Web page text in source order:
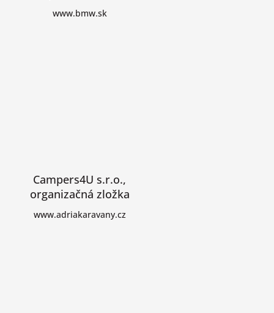
www.bmw.sk
Campers4U s.r.o.,
organizačná zložka
www.adriakaravany.cz